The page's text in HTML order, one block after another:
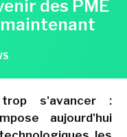
des PME
s'avancer :
aujourd'hui